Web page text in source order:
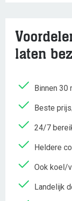
laten
Binnen 30
Beste
24/7
Heldere
Ook koel/
Landelijk